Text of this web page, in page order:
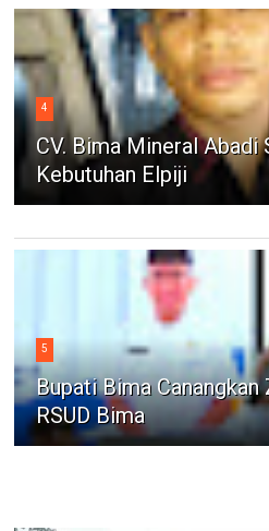
4
CV. Bima Mineral Abadi
Kebutuhan Elpiji
5
Bupati Bima
RSUD Bima